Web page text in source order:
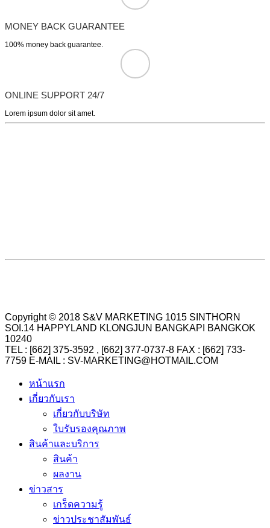
MONEY BACK GUARANTEE
100% money back guarantee.
ONLINE SUPPORT 24/7
Lorem ipsum dolor sit amet.
Copyright © 2018 S&V MARKETING 1015 SINTHORN
SOI.14 HAPPYLAND KLONGJUN BANGKAPI BANGKOK
10240
TEL : [662] 375-3592 , [662] 377-0737-8 FAX : [662] 733-
7759 E-MAIL : SV-MARKETING@HOTMAIL.COM
หน้าแรก
เกี่ยวกับเรา
เกี่ยวกับบริษัท
ใบรับรองคุณภาพ
สินค้าและบริการ
สินค้า
ผลงาน
ข่าวสาร
เกร็ดความรู้
ข่าวประชาสัมพันธ์